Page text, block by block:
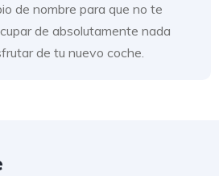
de nombre para que no te
de absolutamente nada
de tu nuevo coche.